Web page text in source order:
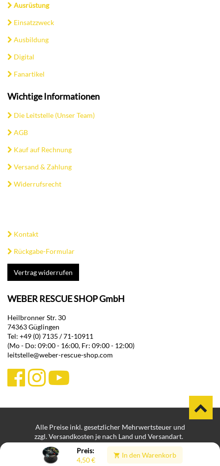
Preis:
4,50€
In den Warenkorb
Ausrüstung
Einsatzzweck
Ausbildung
Digital
Fanartikel
Wichtige Informationen
Die Leitstelle (Unser Team)
AGB
Kauf auf Rechnung
Versand & Zahlung
Widerrufsrecht
Kontakt
Rückgabe-Formular
Vertrag widerrufen
WEBER RESCUE SHOP GmbH
Heilbronner Str. 30
74363 Güglingen
Tel: +49 (0) 7135 / 71-10911
(Mo - Do: 09:00 - 16:00, Fr: 09:00 - 12:00)
leitstelle@weber-rescue-shop.com
Alle Preise inkl. gesetzlicher Mehrwertsteuer und
zzgl. Versandkosten je nach Land und Versandart.
Bei Lieferungen in Nicht-EU-Länder können zusätzliche Zölle,
Steuern und Gebühren anfallen.